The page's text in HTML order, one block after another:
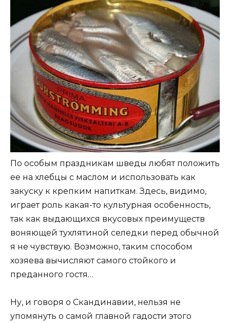
По особым праздникам шведы любят положить
ее на хлебцы с маслом и использовать как
закуску к крепким напиткам. Здесь, видимо,
играет роль какая-то культурная особенность,
так как выдающихся вкусовых преимуществ
воняющей тухлятиной селедки перед обычной
я не чувствую. Возможно, таким способом
хозяева вычисляют самого стойкого и
преданного гостя…
Ну, и говоря о Скандинавии, нельзя не
упомянуть о самой главной гадости этого